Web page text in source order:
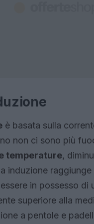
è basata sulla
non ci sono più
temperature,
induzione raggiunge
in possesso di
superiore alla
a pentole e